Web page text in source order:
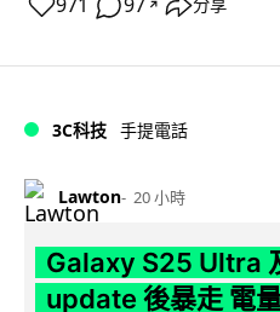
971 97 ↗ 分享
3C科技 手提電話
Lawton 20 小時
Galaxy S25 Ultra
update 後暴走 電